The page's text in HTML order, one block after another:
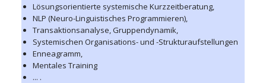
Lösungsorientierte systemische Kurzzeitberatung,
NLP (Neuro-Linguistisches Programmieren),
Transaktionsanalyse, Gruppendynamik,
Systemischen Organisations- und -Strukturaufstellungen
Enneagramm,
Mentales Training
... .